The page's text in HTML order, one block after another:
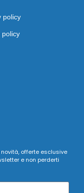
policy
policy
offerte esclusive
e non perderti